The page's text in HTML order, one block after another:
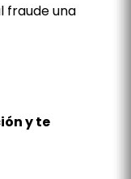
fraude una
y te